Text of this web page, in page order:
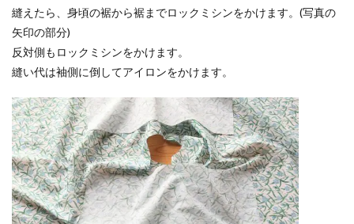
縫えたら、身頃の裾から裾までロックミシンをかけます。(写真の
矢印の部分)
反対側もロックミシンをかけます。
縫い代は袖側に倒してアイロンをかけます。